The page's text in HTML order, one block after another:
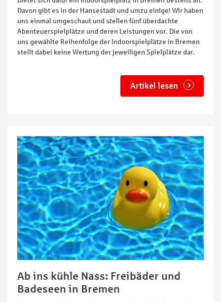
Davon gibt es in der Hansestadt und umzu einige! Wir haben
uns einmal umgeschaut und stellen fünf überdachte
Abenteuerspielplätze und deren Leistungen vor. Die von
uns gewählte Reihenfolge der Indoorspielplätze in Bremen
stellt dabei keine Wertung der jeweiligen Spielplätze dar.
Artikel lesen
Ab ins kühle Nass: Freibäder und
Badeseen in Bremen